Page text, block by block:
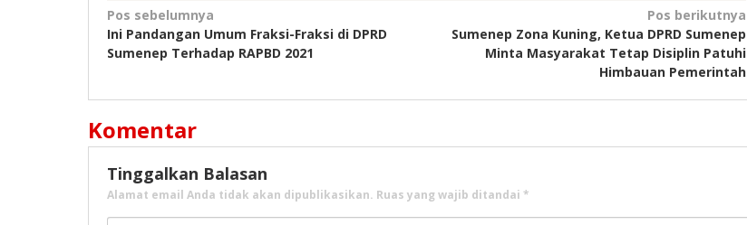
Navigasi
pos
Pos sebelumnya
Ini Pandangan Umum Fraksi-Fraksi di DPRD
Sumenep Terhadap RAPBD 2021
Pos berikutnya
Sumenep Zona Kuning, Ketua DPRD Sumenep
Minta Masyarakat Tetap Disiplin Patuhi
Himbauan Pemerintah
Komentar
Tinggalkan Balasan
Alamat email Anda tidak akan dipublikasikan. Ruas yang wajib ditandai *